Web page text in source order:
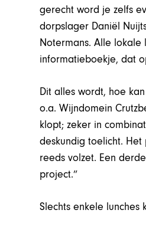
gerecht word je zelfs
dorpslager Daniël
Notermans. Alle
informatieboekje, dat
Dit alles wordt, hoe
o.a. Wijndomein
klopt; zeker in
deskundig toelicht. Het
reeds volzet. Een
project.”
Slechts enkele